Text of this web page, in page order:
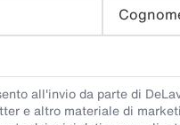
all'invio da parte di
e altro materiale di